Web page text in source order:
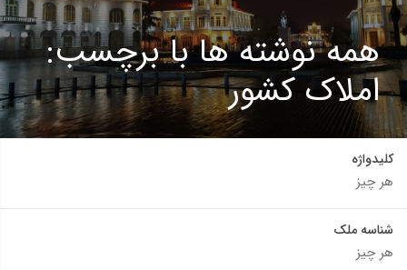
همه نوشته ها با برچسب:
املاک کشور
کلیدواژه
شناسه ملک